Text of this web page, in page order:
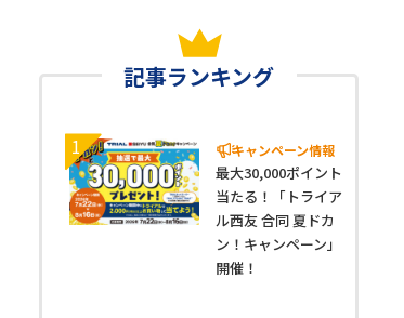
記事ランキング
1 キャンペーン情報
最大30,000ポイント
当たる！「トライア
ル西友 合同 夏ドカ
ン！キャンペーン」
開催！